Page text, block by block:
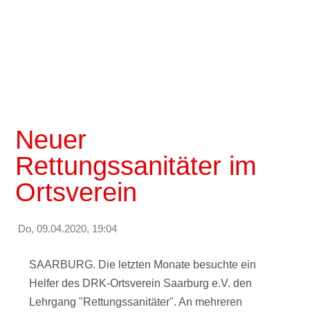
Neuer
Rettungssanitäter im
Ortsverein
Do, 09.04.2020, 19:04
SAARBURG. Die letzten Monate besuchte ein
Helfer des DRK-Ortsverein Saarburg e.V. den
Lehrgang "Rettungssanitäter". An mehreren